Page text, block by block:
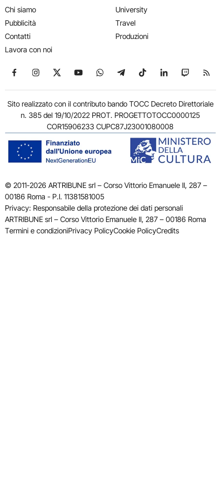
Chi siamo
Pubblicità
Contatti
Lavora con noi
University
Travel
Produzioni
Seguici su Facebook
Seguici su Instagram
Seguici su X
Seguici su YouTube
Seguici su WhatsApp
Seguici su Telegram
Seguici su TikTok
Seguici su
Seguici
Sito realizzato con il contributo bando TOCC Decreto Direttoriale
n. 385 del 19/10/2022 PROT. PROGETTOTOCC0000125
COR15906233 CUPC87J23001080008
© 2011-2026 ARTRIBUNE srl – Corso Vittorio Emanuele II, 287 –
00186 Roma - P.I. 11381581005
Privacy: Responsabile della protezione dei dati personali
ARTRIBUNE srl – Corso Vittorio Emanuele II, 287 – 00186 Roma
Termini e condizioniPrivacy PolicyCookie PolicyCredits